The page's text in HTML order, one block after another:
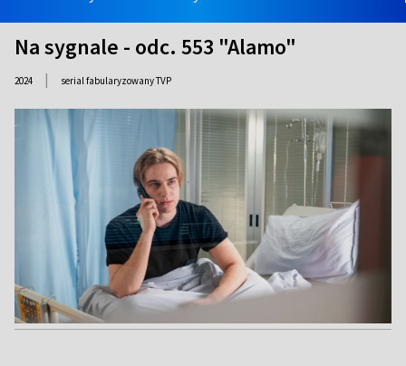
Na sygnale - odc. 553 "Alamo"
2024 | serial fabularyzowany TVP